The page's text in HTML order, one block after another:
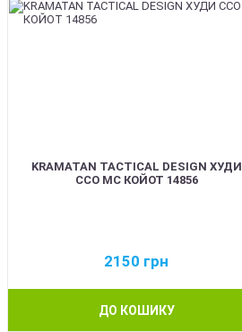
KRAMATAN TACTICAL DESIGN ХУДИ
ССО МС КОЙОТ 14856
2150 грн
ДО КОШИКУ